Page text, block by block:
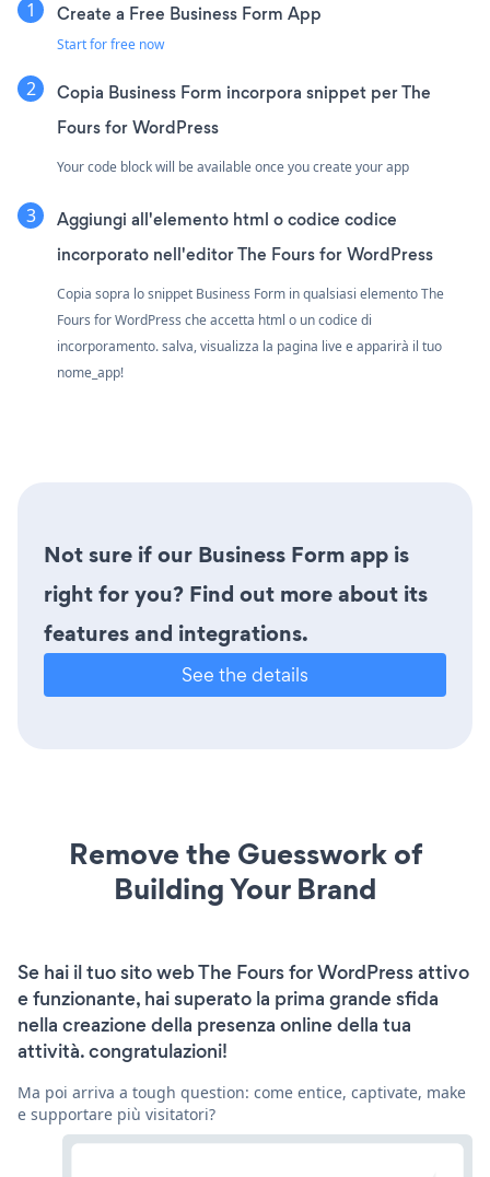
Create a Free Business Form App
Start for free now
Copia Business Form incorpora snippet per The
Fours for WordPress
Your code block will be available once you create your app
Aggiungi all'elemento html o codice codice
incorporato nell'editor The Fours for WordPress
Copia sopra lo snippet Business Form in qualsiasi elemento The
Fours for WordPress che accetta html o un codice di
incorporamento. salva, visualizza la pagina live e apparirà il tuo
nome_app!
Not sure if our Business Form app is
right for you? Find out more about its
features and integrations.
See the details
Remove the Guesswork of
Building Your Brand
Se hai il tuo sito web The Fours for WordPress attivo
e funzionante, hai superato la prima grande sfida
nella creazione della presenza online della tua
attività. congratulazioni!
Ma poi arriva a tough question: come entice, captivate, make
e supportare più visitatori?